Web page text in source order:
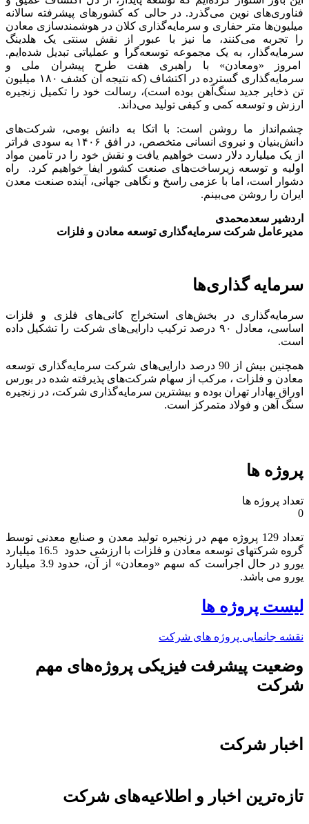
فناوری‌های نوین می‌گذرد. در حالی که کشورهای پیشرفته سالانه
میلیون‌ها متر حفاری و سرمایه‌گذاری کلان در هوشمندسازی معادن
را تجربه می‌کنند، ما نیز با عبور از نقش سنتی یک هلدینگ
سرمایه‌گذار، به یک مجموعه توسعه‌گرا و عملیاتی تبدیل شده‌ایم.
امروز «ومعادن» با راهبری هفت طرح پیشران ملی و
سرمایه‌گذاری گسترده در اکتشاف (که نتیجه آن کشف ۱۸۰ میلیون
تن ذخایر جدید سنگ‌آهن بوده است)، رسالت خود را تکمیل زنجیره
ارزش و توسعه کمی و کیفی تولید می‌داند.
چشم‌انداز ما روشن است: با اتکا به دانش بومی، شرکت‌های
دانش‌بنیان و نیروی انسانی متخصص، در افق ۱۴۰۶ به سودی فراتر
از یک میلیارد دلار دست خواهیم یافت و نقش خود را در تامین مواد
اولیه و توسعه زیرساخت‌های صنعت کشور ایفا خواهیم کرد. راه
دشوار است، اما با عزمی راسخ و نگاهی جهانی، آینده صنعت معدن
ایران را روشن می‌بینم.
اردشیر سعدمحمدی
مدیرعامل شرکت سرمایه‌گذاری توسعه معادن و فلزات
سرمایه گذاری‌ها
سرمایه‌گذاری در بخش‌های استخراج کانی‌های فلزی و فلزات
اساسی، معادل ۹۰ درصد ترکیب دارایی‌های شرکت را تشکیل داده
است.
همچنین بیش از 90 درصد دارایی‌های شرکت سرمایه‌گذاری توسعه
معادن و فلزات ، مرکب از سهام شرکت‌های پذیرفته شده در بورس
اوراق بهادار تهران بوده و بیشترین سرمایه‌گذاری شرکت، در زنجیره
سنگ آهن و فولاد متمرکز است.
پروژه ها
تعداد پروژه ها
0
تعداد 129 پروژه مهم در زنجیره تولید معدن و صنایع معدنی توسط
گروه شرکتهای توسعه معادن و فلزات با ارزشی حدود 16.5 میلیارد
یورو در حال اجراست که سهم «ومعادن» از آن، حدود 3.9 میلیارد
یورو می باشد.​
لیست پروژه ها
نقشه جانمایی پروژه های شرکت
وضعیت پیشرفت فیزیکی پروژه‌های مهم
شرکت
اخبار شرکت
تازه‌ترین اخبار و اطلاعیه‌های شرکت